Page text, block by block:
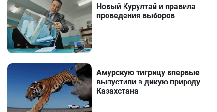
Новый Курултай и правила
проведения выборов
Амурскую тигрицу впервые
выпустили в дикую природу
Казахстана